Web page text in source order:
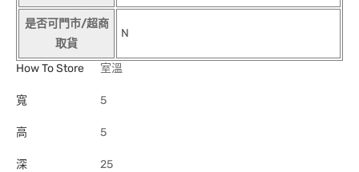
是否可門市/超商
取貨
N
How To Store 室溫
寬 5
高 5
深 25